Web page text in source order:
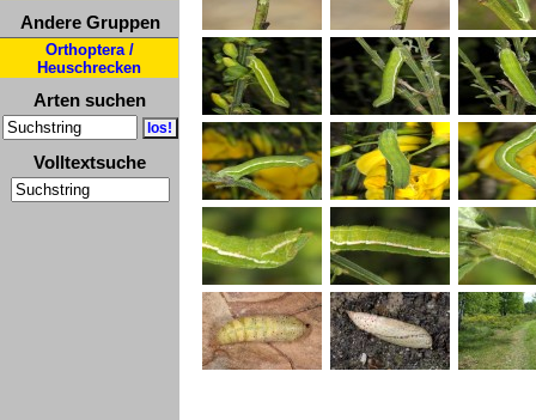
Andere Gruppen
Orthoptera /
Heuschrecken
Arten suchen
Volltextsuche